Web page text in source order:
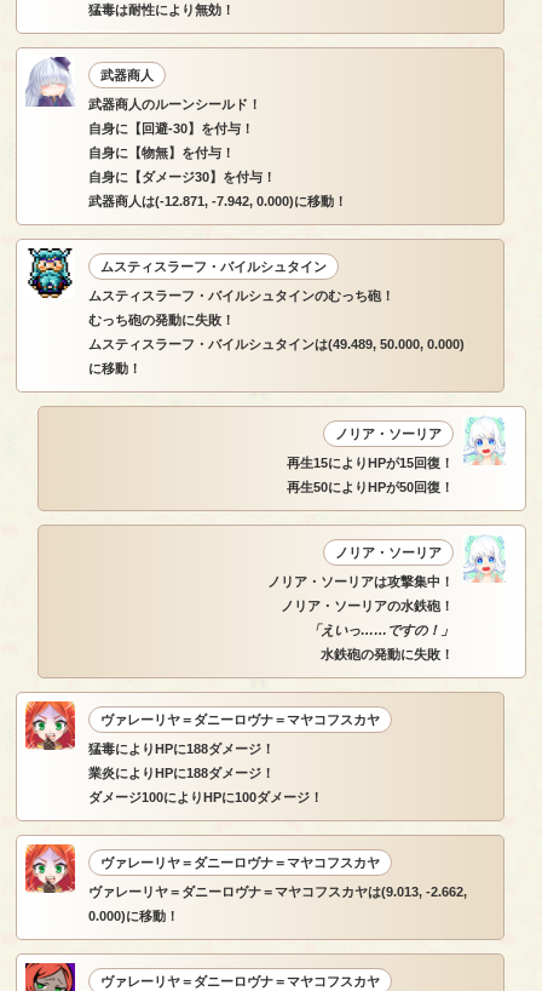
猛毒は耐性により無効！
武器商人
武器商人のルーンシールド！
自身に【回避-30】を付与！
自身に【物無】を付与！
自身に【ダメージ30】を付与！
武器商人は(-12.871, -7.942, 0.000)に移動！
ムスティスラーフ・バイルシュタイン
ムスティスラーフ・バイルシュタインのむっち砲！
むっち砲の発動に失敗！
ムスティスラーフ・バイルシュタインは(49.489, 50.000, 0.000)
に移動！
ノリア・ソーリア
再生15によりHPが15回復！
再生50によりHPが50回復！
ノリア・ソーリア
ノリア・ソーリアは攻撃集中！
ノリア・ソーリアの水鉄砲！
「えいっ……ですの！」
水鉄砲の発動に失敗！
ヴァレーリヤ＝ダニーロヴナ＝マヤコフスカヤ
猛毒によりHPに188ダメージ！
業炎によりHPに188ダメージ！
ダメージ100によりHPに100ダメージ！
ヴァレーリヤ＝ダニーロヴナ＝マヤコフスカヤ
ヴァレーリヤ＝ダニーロヴナ＝マヤコフスカヤは(9.013, -2.662,
0.000)に移動！
ヴァレーリヤ＝ダニーロヴナ＝マヤコフスカヤ